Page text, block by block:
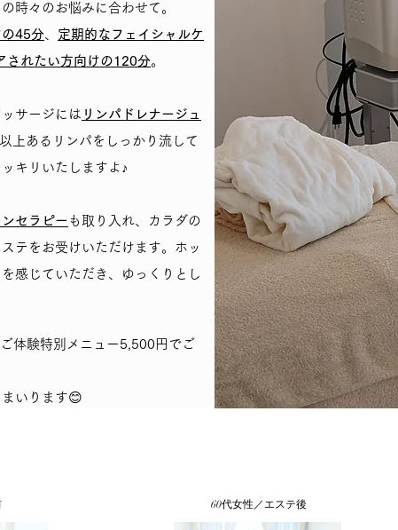
時々のお悩みに合わせて。
の45分、 定期的なフェイシャルケ
されたい方向けの120分。
サージには リンパドレナージュ
上あるリンパをしっかり流して
キリいたしますよ♪
セラピー も取り入れ、カラダの
テをお受けいただけます。ホッ
感じていただき、ゆっくりとし
体験特別メニュー5,500円でご
いります😊
​60代女性／エステ後